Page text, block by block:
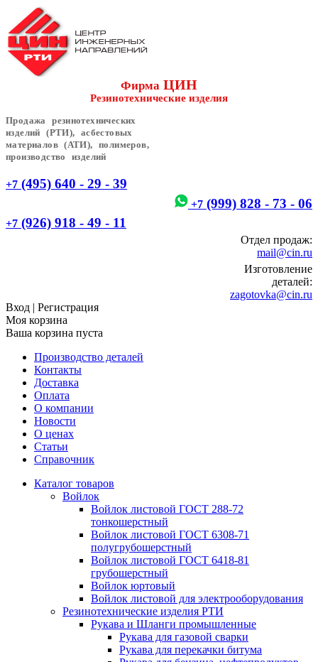
Фирма ЦИН
Резинотехнические изделия
Продажа резинотехнических
изделий (РТИ), асбестовых
материалов (АТИ), полимеров,
производство изделий
+7 (495) 640 - 29 - 39
+7 (999) 828 - 73 - 06
+7 (926) 918 - 49 - 11
Отдел продаж:
mail@cin.ru
Изготовление
деталей:
zagotovka@cin.ru
Вход | Регистрация
Моя корзина
Ваша корзина пуста
Производство деталей
Контакты
Доставка
Оплата
О компании
Новости
О ценах
Статьи
Справочник
Каталог товаров
Войлок
Войлок листовой ГОСТ 288-72
тонкошерстный
Войлок листовой ГОСТ 6308-71
полугрубошерстный
Войлок листовой ГОСТ 6418-81
грубошерстный
Войлок юртовый
Войлок листовой для электрооборудования
Резинотехнические изделия РТИ
Рукава и Шланги промышленные
Рукава для газовой сварки
Рукава для перекачки битума